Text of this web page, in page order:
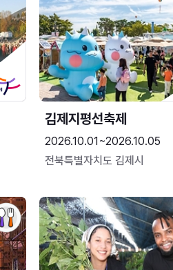
김제지평선축제
2026.10.01~2026.10.05
전북특별자치도 김제시